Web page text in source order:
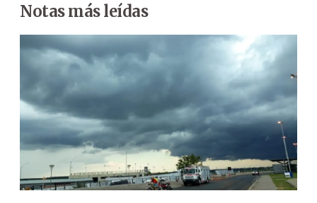
Notas más leídas